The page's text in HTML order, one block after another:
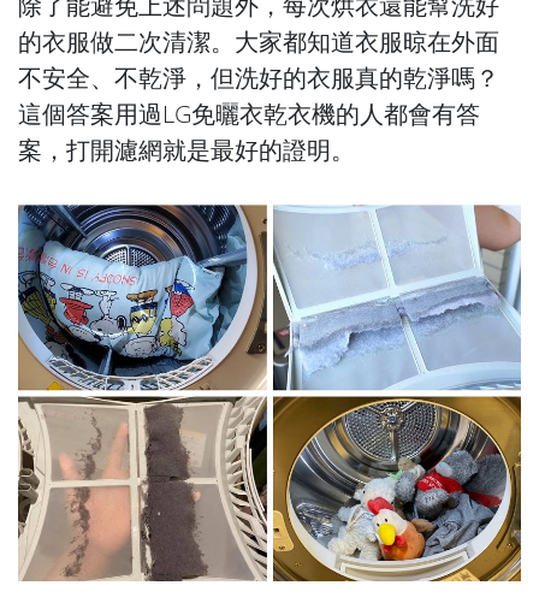
的衣服做二次清潔。大家都知道衣服晾在外面
不安全、不乾淨，但洗好的衣服真的乾淨嗎？
這個答案用過LG免曬衣乾衣機的人都會有答
案，打開濾網就是最好的證明。